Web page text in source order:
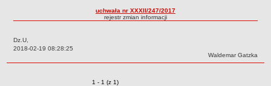
Sołectwa
Współpraca zagraniczna
Strategia rozwoju Gminy
AKTUALNOŚCI I OBWIESZCZENIA
uchwała nr XXXII/247/2017
rejestr zmian informacji
Dz.U,
Data:
2018-02-19 08:28:25
Autor:
Waldemar Gatzka
Zmiany o pozycjach
1 - 1 (z 1)